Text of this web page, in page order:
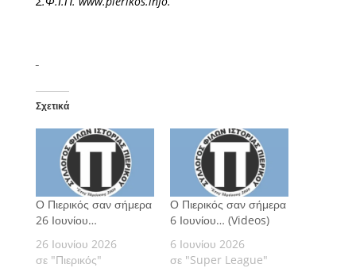
Σχετικά
Ο Πιερικός σαν σήμερα
26 Ιουνίου…
26 Ιουνίου 2026
σε "Πιερικός"
Ο Πιερικός σαν σήμερα
6 Ιουνίου… (Videos)
6 Ιουνίου 2026
σε "Super League"